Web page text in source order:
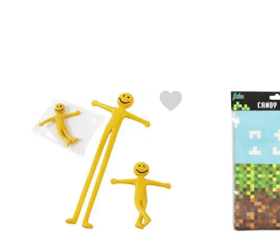
Markér gummi Mand Mini som favorit